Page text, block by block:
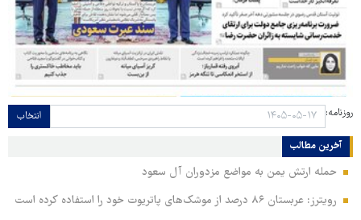
روزنامه: انتخاب
آخرین مطالب
حمله ارتش یمن به مواضع مزدوران آل سعود
رویترز: عربستان ۸۶ درصد از موشک‌های پاتریوت خود را استفاده کرده است